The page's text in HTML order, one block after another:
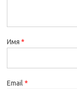
Имя *
Email *